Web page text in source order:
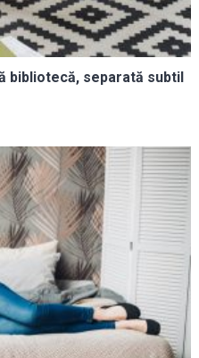
bibliotecă, separată subtil